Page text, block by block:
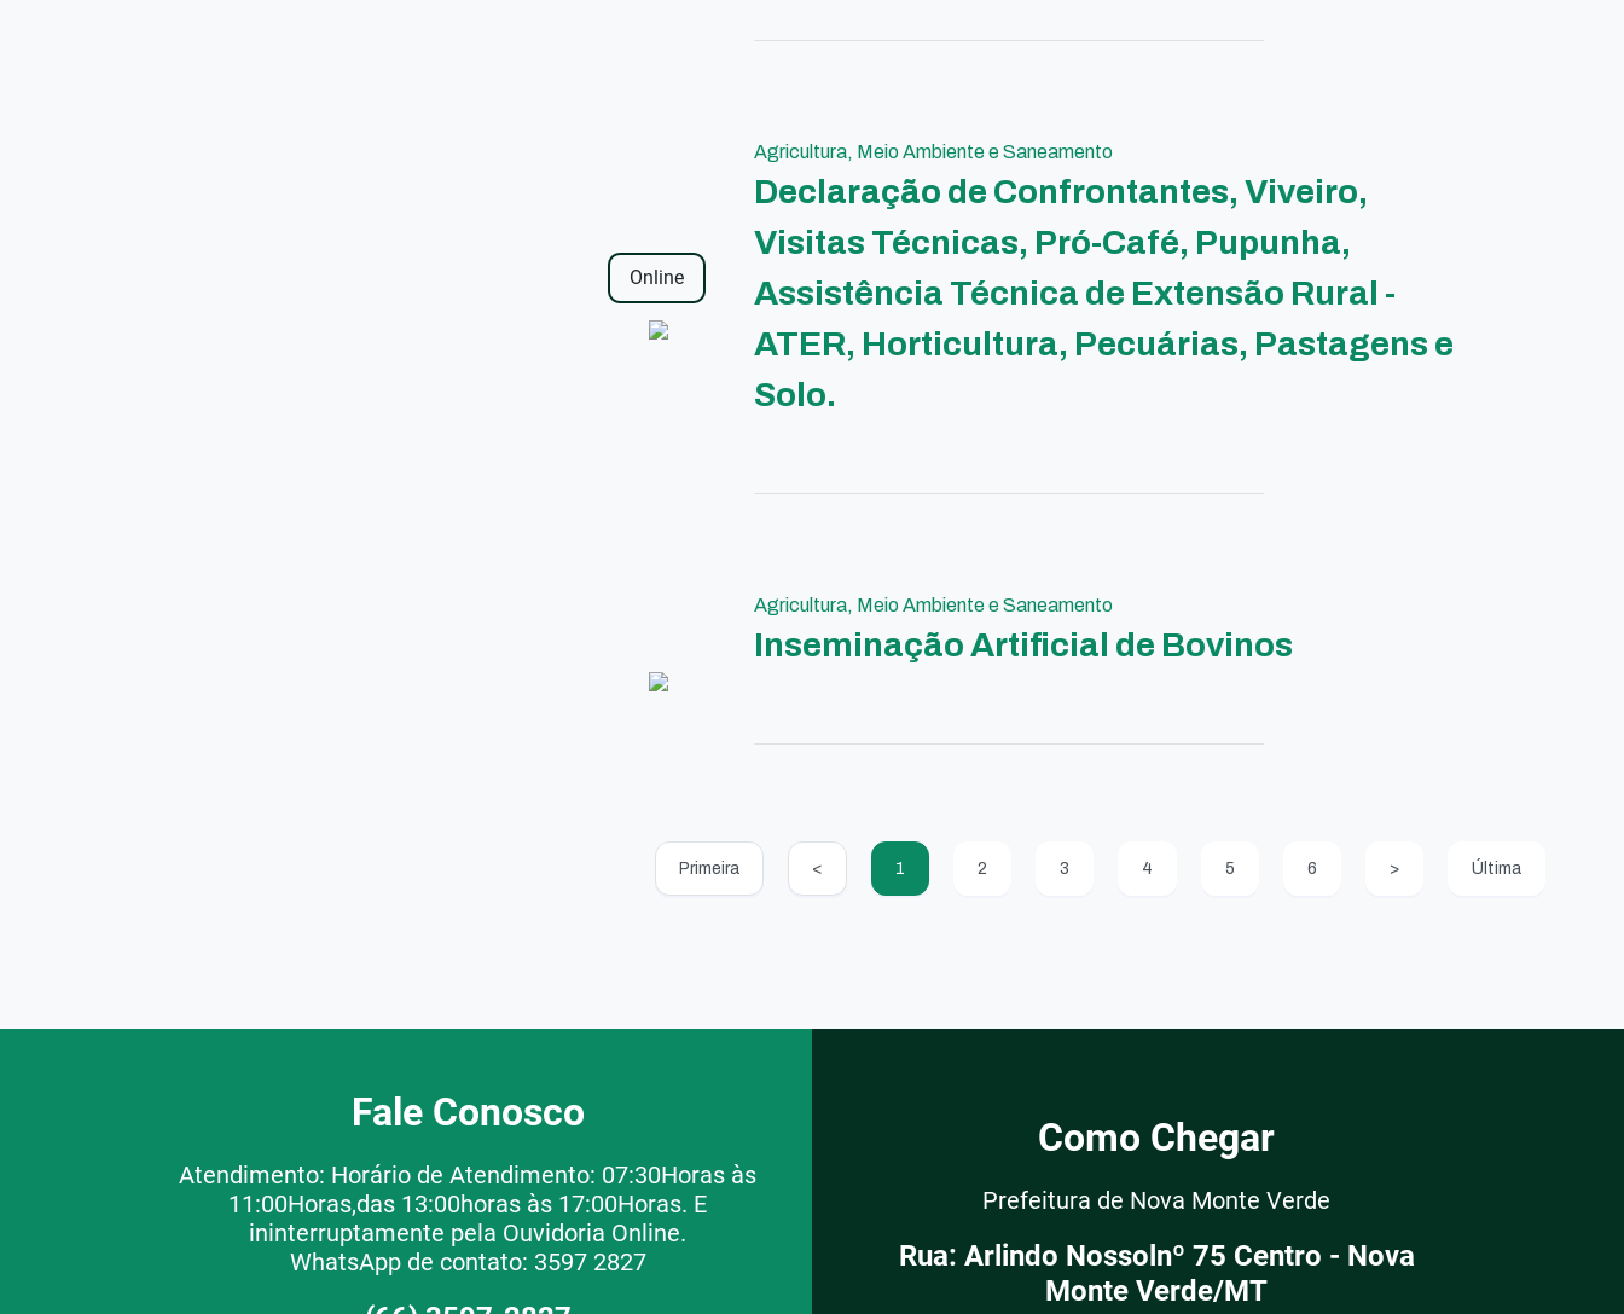
Online
Agricultura, Meio Ambiente e Saneamento
Declaração de Confrontantes, Viveiro,
Visitas Técnicas, Pró-Café, Pupunha,
Assistência Técnica de Extensão Rural -
ATER, Horticultura, Pecuárias, Pastagens e
Solo.
Agricultura, Meio Ambiente e Saneamento
Inseminação Artificial de Bovinos
Primeira < 1 2 3 4 5 6 > Última
Fale Conosco
Atendimento: Horário de Atendimento: 07:30Horas às
11:00Horas,das 13:00horas às 17:00Horas. E
ininterruptamente pela Ouvidoria Online.
WhatsApp de contato: 3597 2827
Como Chegar
Prefeitura de Nova Monte Verde
Rua: Arlindo Nossolnº 75 Centro - Nova
Monte Verde/MT